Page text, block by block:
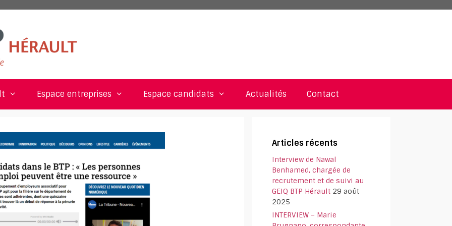
Espace entreprises Espace candidats Actualités Contact
Articles récents
Interview de Nawal
Benhamed, chargée de
recrutement et de suivi au
GEIQ BTP Hérault 29 août
2025
INTERVIEW – Marie